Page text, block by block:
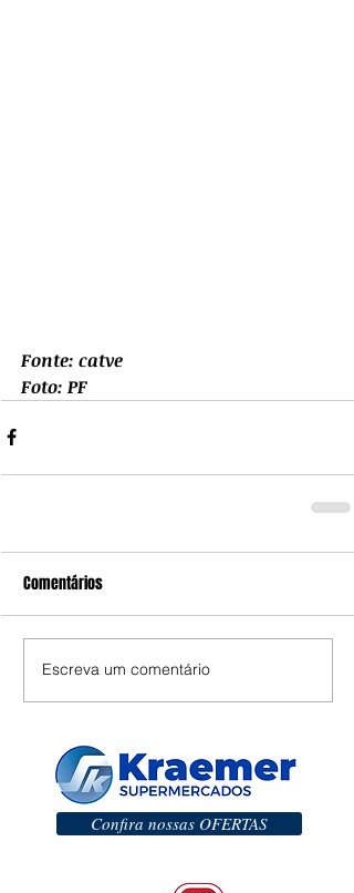
Fonte: catve
Foto: PF
Comentários
Escreva um comentário
Confira nossas OFERTAS